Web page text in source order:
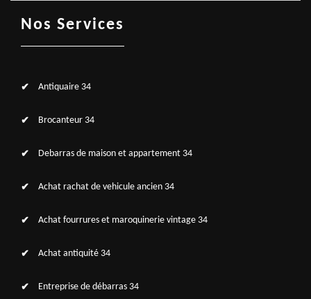
Nos Services
Antiquaire 34
Brocanteur 34
Debarras de maison et appartement 34
Achat rachat de vehicule ancien 34
Achat fourrures et maroquinerie vintage 34
Achat antiquité 34
Entreprise de débarras 34